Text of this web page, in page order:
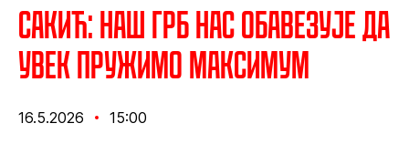
Сакић: Наш грб нас обавезује да
увек пружимо максимум
16.5.2026 15:00